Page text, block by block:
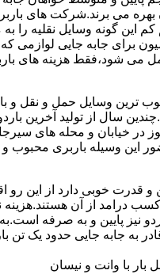
بهره می برند.شرکت های
کم این گونه وسایل نقلیه را
برای جابه جایی لوازمی که
می شود،فقط هزینه های
ترین وسایل حمل و نقل و
سال از تولید آخرین
در خیابان و محله های
این وسیله باربری محبوب و
و قدرت خوبی دارد از این رو
درامد از آن هستند.هزینه
نیز پایین و به صرفه
به جابه جایی حدود یک تن
بار با وانت و نیسان